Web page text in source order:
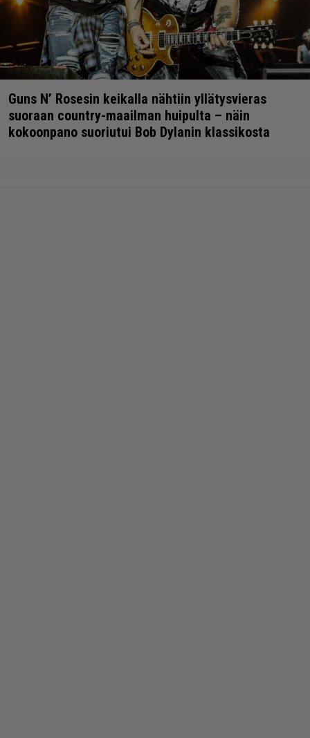
Guns N’ Rosesin keikalla nähtiin yllätysvieras
suoraan country-maailman huipulta – näin
kokoonpano suoriutui Bob Dylanin klassikosta